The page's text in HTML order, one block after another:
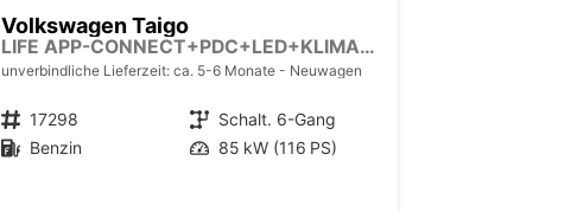
Volkswagen Taigo
LIFE APP-CONNECT+PDC+LED+KLIMA+ALU
unverbindliche Lieferzeit: ca. 5-6 Monate Neuwagen
Fahrzeugnr. 17298 Getriebe Schalt. 6-Gang
Kraftstoff Benzin Leistung 85 kW (116 PS)